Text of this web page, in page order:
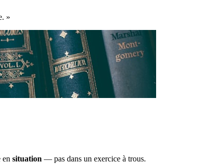
»
en situation — pas dans un exercice à trous.